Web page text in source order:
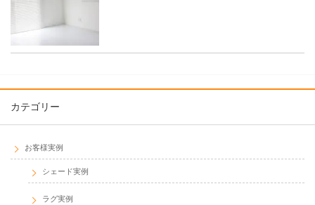
カテゴリー
お客様実例
シェード実例
ラグ実例